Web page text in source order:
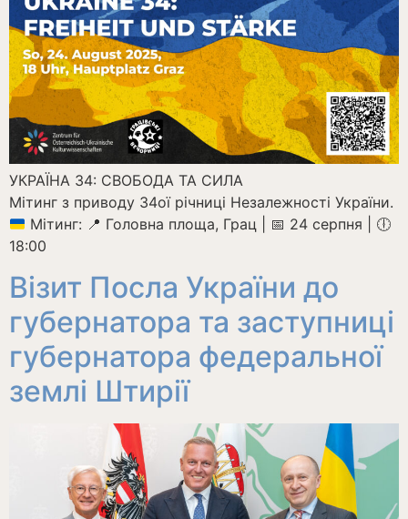
УКРАЇНА 34: СВОБОДА ТА СИЛА
Мітинг з приводу 34ої річниці Незалежності України.
Мітинг: 📍 Головна площа, Грац | 📅 24 серпня | 🕕
18:00
Візит Посла України до
губернатора та заступниці
губернатора федеральної
землі Штирії